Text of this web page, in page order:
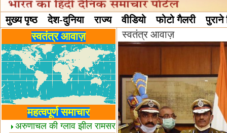
मुख्य पृष्ठ देश-दुनिया राज्य वीडियो फोटो गैलरी
विविध स्तंभस्वतंत्र आवाज़
महत्वपूर्ण समाचार
अरुणाचल की ग्लाव झील रामसर
स्वतंत्र आवाज़